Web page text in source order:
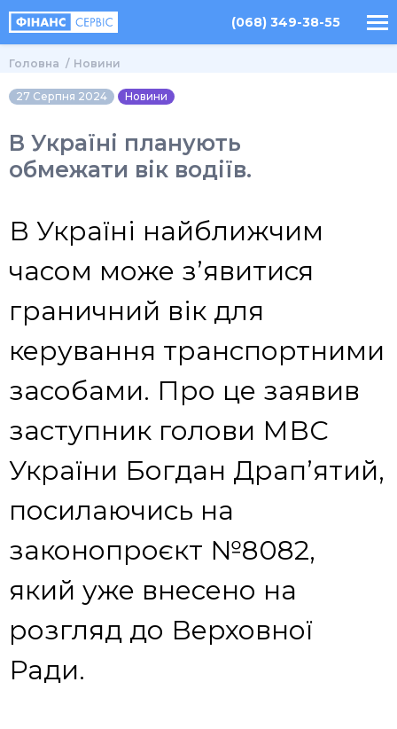
(068) 349-38-55
Головна Новини
27 Серпня 2024 Новини
В Україні планують
обмежати вік водіїв.
В Україні найближчим
часом може з’явитися
граничний вік для
керування транспортними
засобами. Про це заявив
заступник голови МВС
України Богдан Драп’ятий,
посилаючись на
законопроєкт №8082,
який уже внесено на
розгляд до Верховної
Ради.